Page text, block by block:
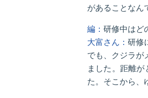
があることなん
編： 研修中はど
大富さん： 研修
でも、クジラが
ました。距離
た。そこから、